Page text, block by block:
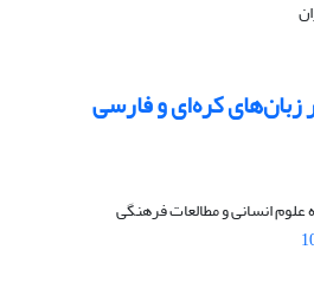
کره‌ای و فارسی
انسانی و مطالعات فرهنگی